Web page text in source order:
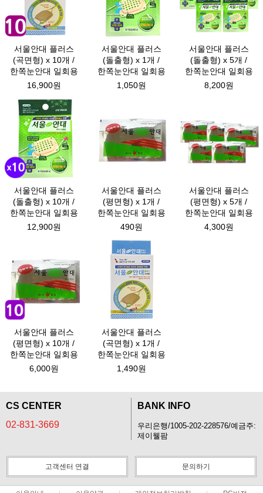
서울안대 플러스
(곡면형) x 10개 /
한쪽눈안대 일회용
16,900원
서울안대 플러스
(돌출형) x 1개 /
한쪽눈안대 일회용
1,050원
서울안대 플러스
(돌출형) x 5개 /
한쪽눈안대 일회용
8,200원
서울안대 플러스
(돌출형) x 10개 /
한쪽눈안대 일회용
12,900원
서울안대 플러스
(평면형) x 1개 /
한쪽눈안대 일회용
490원
서울안대 플러스
(평면형) x 5개 /
한쪽눈안대 일회용
4,300원
서울안대 플러스
(평면형) x 10개 /
한쪽눈안대 일회용
6,000원
서울안대 플러스
(곡면형) x 1개 /
한쪽눈안대 일회용
1,490원
CS CENTER
02-831-3669
BANK INFO
우리은행/1005-202-228576/예금주:
제이웰팜
고객센터 연결 문의하기